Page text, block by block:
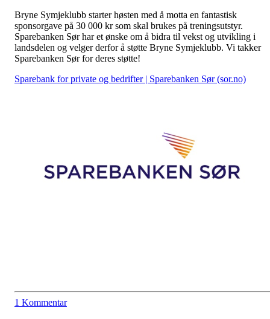
Bryne Symjeklubb starter høsten med å motta en fantastisk
sponsorgave på 30 000 kr som skal brukes på treningsutstyr.
Sparebanken Sør har et ønske om å bidra til vekst og utvikling i
landsdelen og velger derfor å støtte Bryne Symjeklubb. Vi takker
Sparebanken Sør for deres støtte!
Sparebank for private og bedrifter | Sparebanken Sør (sor.no)
1 Kommentar